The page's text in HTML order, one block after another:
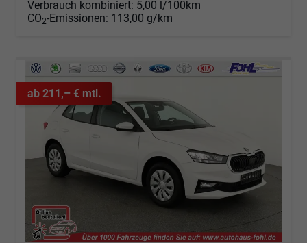
Verbrauch kombiniert: 5,00 l/100km
CO2-Emissionen: 113,00 g/km
ab 211,– € mtl.